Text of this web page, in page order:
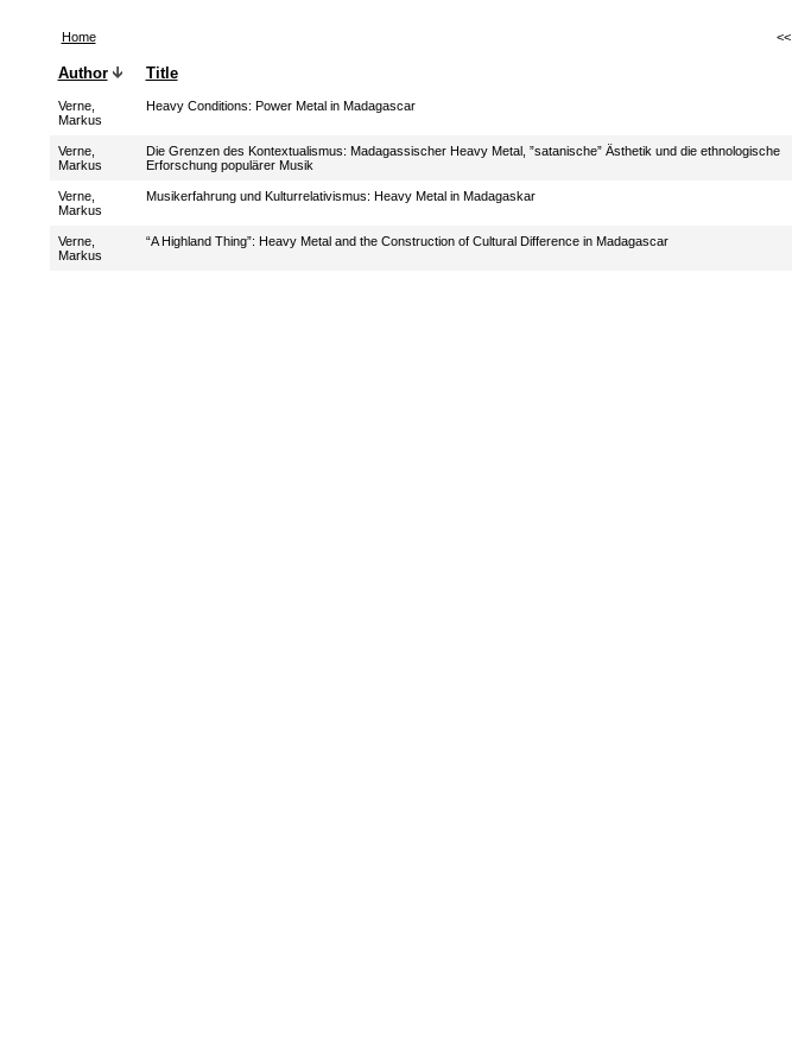
Home <<
Author Title
Verne,
Markus
Heavy Conditions: Power Metal in Madagascar
Verne,
Markus
Die Grenzen des Kontextualismus: Madagassischer Heavy Metal, ”satanische” Ästhetik und die ethnologische
Erforschung populärer Musik
Verne,
Markus
Musikerfahrung und Kulturrelativismus: Heavy Metal in Madagaskar
Verne,
Markus
“A Highland Thing”: Heavy Metal and the Construction of Cultural Difference in Madagascar